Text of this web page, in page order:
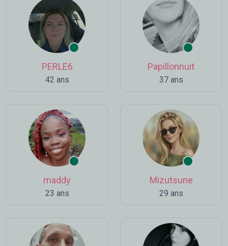
PERLE6
42 ans
Papillonnuit
37 ans
maddy
23 ans
Mizutsune
29 ans